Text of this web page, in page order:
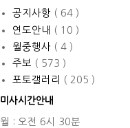
공지사항 ( 64 )
연도안내
( 10 )
월중행사 ( 4 )
주보 ( 573 )
포토갤러리
( 205 )
미사시간안내
월 : 오전 6시 30분